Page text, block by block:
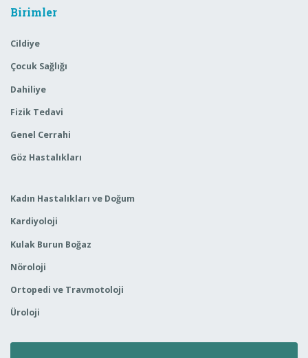
Birimler
Cildiye
Çocuk Sağlığı
Dahiliye
Fizik Tedavi
Genel Cerrahi
Göz Hastalıkları
Kadın Hastalıkları ve Doğum
Kardiyoloji
Kulak Burun Boğaz
Nöroloji
Ortopedi ve Travmotoloji
Üroloji